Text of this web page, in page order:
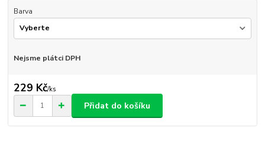
Barva
Nejsme plátci DPH
229 Kč/ks
Přidat do košíku